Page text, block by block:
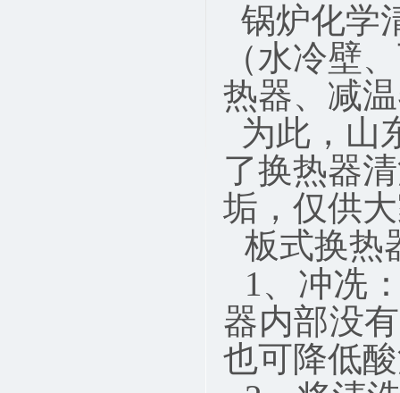
锅炉化学
（水冷壁
热器、减
为此，山
了换热器
垢，仅供
板式换热
1、冲冼
器内部没
也可降低